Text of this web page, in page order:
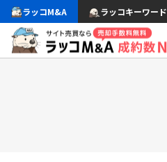
ラッコM&A ラッコキーワード